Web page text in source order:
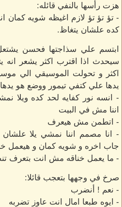
هزت رأسها بالنفي قائله:
- تؤ تؤ تؤ لازم اغيظه شويه كمان
كده علشان يتغاظ.
ابتسم علي سذاجتها فحسن يشتعل
سيحدث اذا اقترب اكثر يشعر انه
اكثر و تحولت الموسيقي الي
يدها علي كتفي تيمور ووضع هو
- انسه نور كفايه لحد كده ويلا
اننا مش في البيت
- اتطمن مش هيعرف
- انا مصمم اننا نمشي يلا
جاب اخره و شويه كمان و هيعمل
- ما يعمل خناقه مش انت بتعرف
صرخ في وجهها بتعجب قائلا:
- نعم ! أنضرب
- ايوه طبعا امال انت عاوز تضربه